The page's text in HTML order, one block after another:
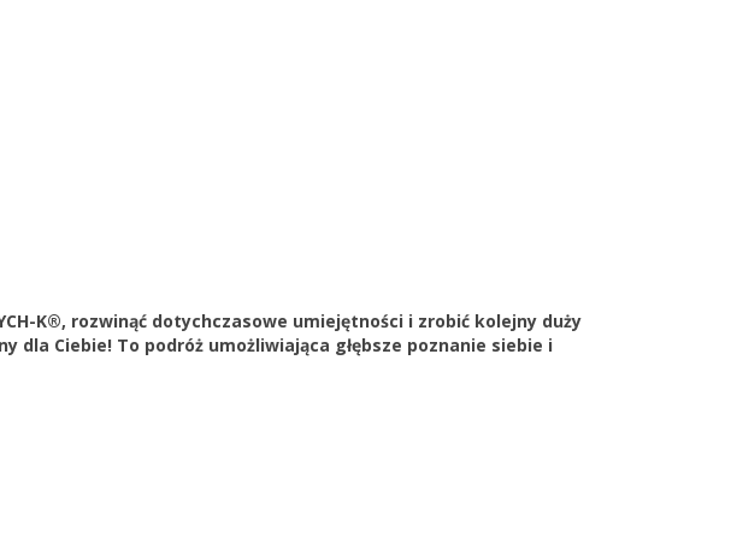
K®️, rozwinąć dotychczasowe umiejętności i zrobić kolejny duży
Ciebie! To podróż umożliwiająca głębsze poznanie siebie i